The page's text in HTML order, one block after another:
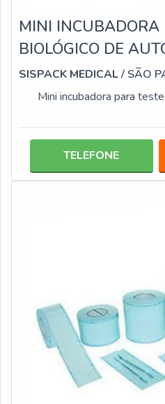
MINI INCUBADORA
BIOLÓGICO DE
SISPACK MEDICAL/ SÃO
Mini incubadora para
TELEFONE